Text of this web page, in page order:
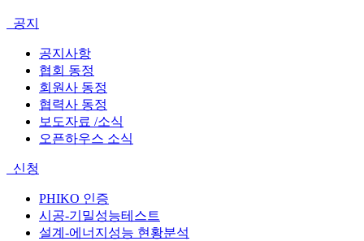
공지
공지사항
협회 동정
회원사 동정
협력사 동정
보도자료 /소식
오픈하우스 소식
신청
PHIKO 인증
시공-기밀성능테스트
설계-에너지성능 현황분석